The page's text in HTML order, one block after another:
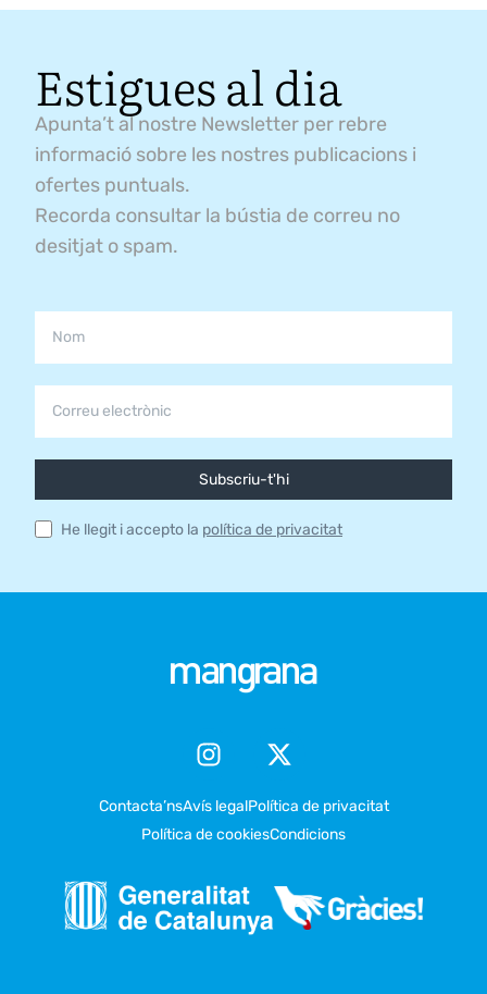
Estigues al dia
Apunta’t al nostre Newsletter per rebre
informació sobre les nostres publicacions i
ofertes puntuals.
Recorda consultar la bústia de correu no
desitjat o spam.
Subscriu-t'hi
He llegit i accepto la política de privacitat
Contacta’nsAvís legalPolítica de privacitat
Política de cookiesCondicions